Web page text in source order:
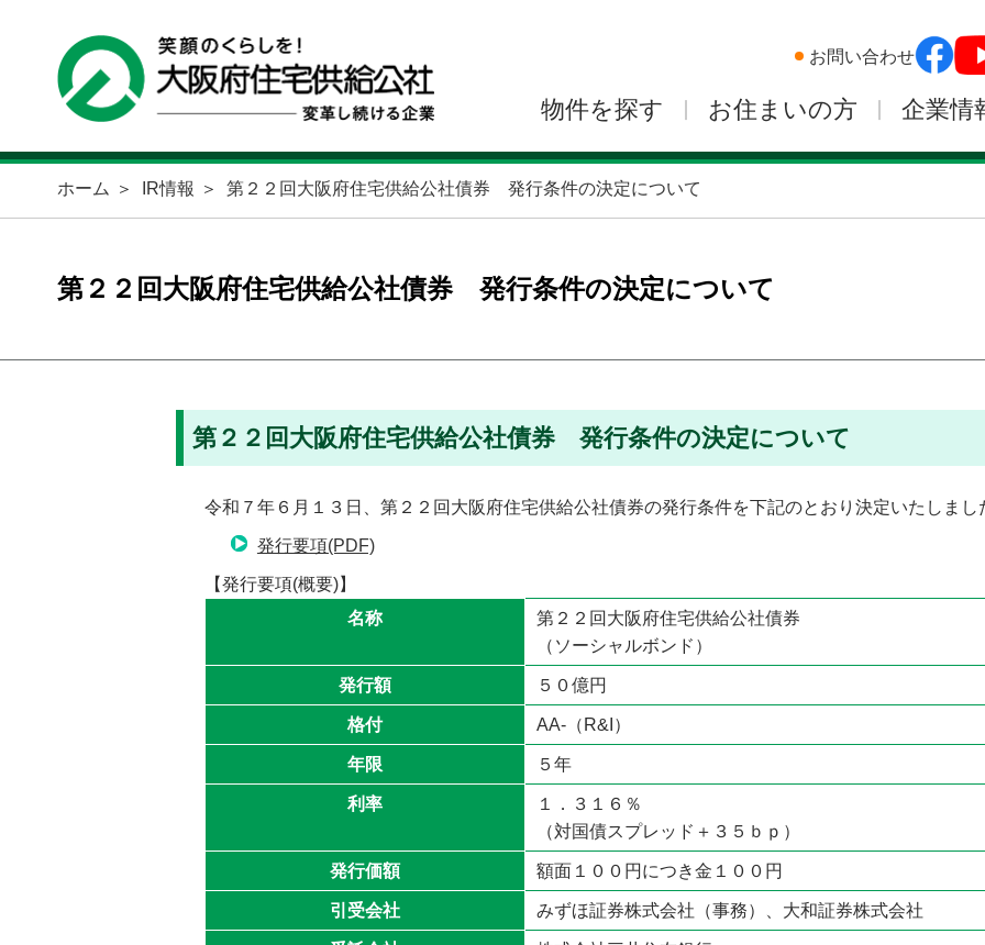
お問い合わせ
物件を探す お住まいの方 企業情
ホーム IR情報 第２２回大阪府住宅供給公社債券 発行条件の決定について
第２２回大阪府住宅供給公社債券 発行条件の決定について
第２２回大阪府住宅供給公社債券 発行条件の決定について
令和７年６月１３日、第２２回大阪府住宅供給公社債券の発行条件を下記のとおり決定いたしまし
発行要項(PDF)
【発行要項(概要)】
名称
第２２回大阪府住宅供給公社債券
（ソーシャルボンド）
発行額 ５０億円
格付 AA-（R&I）
年限 ５年
利率
１．３１６％
（対国債スプレッド＋３５ｂｐ）
発行価額 額面１００円につき金１００円
引受会社 みずほ証券株式会社（事務）、大和証券株式会社